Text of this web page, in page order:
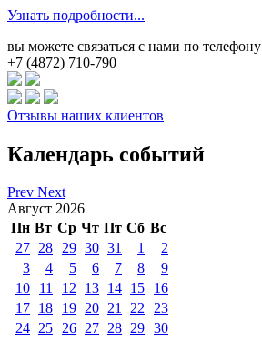
Узнать подробности...
вы можете связаться с нами по телефону
+7 (4872) 710-790
Отзывы наших клиентов
Календарь событий
Prev Next
Август 2026
Пн Вт Ср Чт Пт Сб Вс
27 28 29 30 31 1
2
3
4 5 6 7 8
9
10
11 12 13 14 15
16
17 18 19 20 21 22 23
24 25 26 27 28 29 30